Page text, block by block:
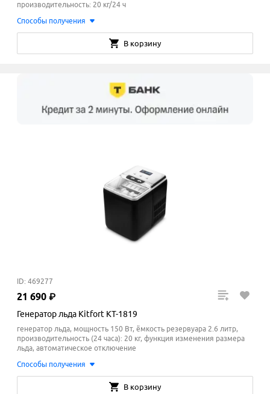
производительность: 20 кг/24 ч
Способы получения
В корзину
ID: 469277
21 690 ₽
Генератор льда Kitfort KT-1819
генератор льда, мощность 150 Вт, ёмкость резервуара 2.6 литр,
производительность (24 часа): 20 кг, функция изменения размера
льда, автоматическое отключение
Способы получения
В корзину